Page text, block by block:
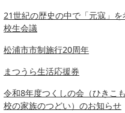
21世紀の歴史の中で「元寇」を
校生会議
松浦市市制施行20周年
まつうら生活応援券
令和8年度つくしの会（ひきこ
校の家族のつどい）のお知らせ